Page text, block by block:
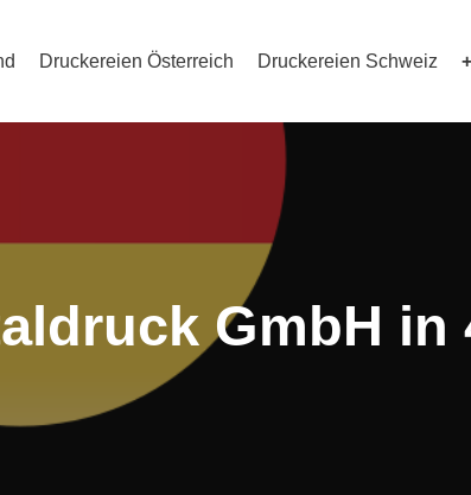
Druckereien Österreich Druckereien Schweiz
GmbH in